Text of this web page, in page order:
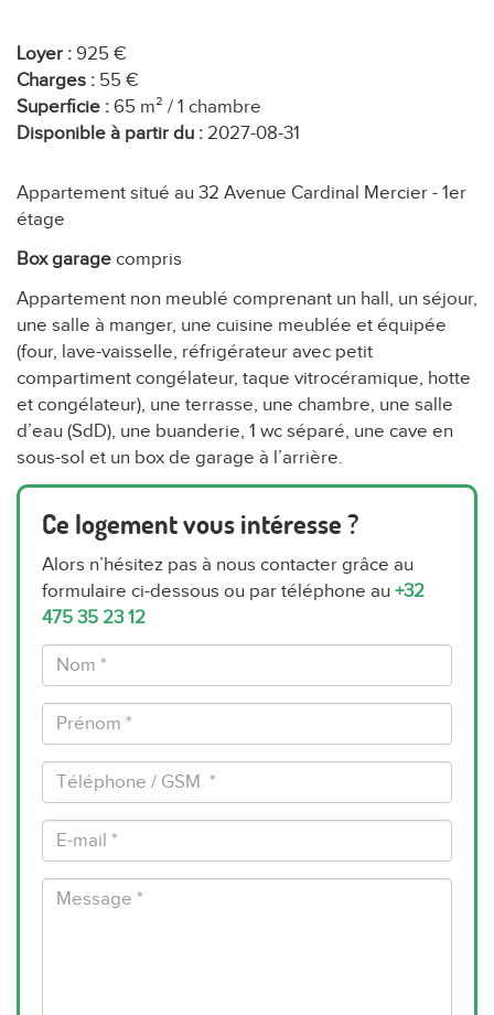
Loyer : 925 €
Charges : 55 €
Superficie : 65 m² / 1 chambre
Disponible à partir du : 2027-08-31
Appartement situé au 32 Avenue Cardinal Mercier - 1er
étage
Box garage compris
Appartement non meublé comprenant un hall, un séjour,
une salle à manger, une cuisine meublée et équipée
(four, lave-vaisselle, réfrigérateur avec petit
compartiment congélateur, taque vitrocéramique, hotte
et congélateur), une terrasse, une chambre, une salle
d’eau (SdD), une buanderie, 1 wc séparé, une cave en
sous-sol et un box de garage à l’arrière.
Ce logement vous intéresse ?
Alors n’hésitez pas à nous contacter grâce au
formulaire ci-dessous ou par téléphone au +32
475 35 23 12
Nom
*
Prénom
*
Téléphone
/
GSM
mail
* Message